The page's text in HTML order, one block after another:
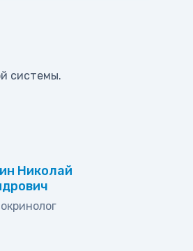
системы.
Николай